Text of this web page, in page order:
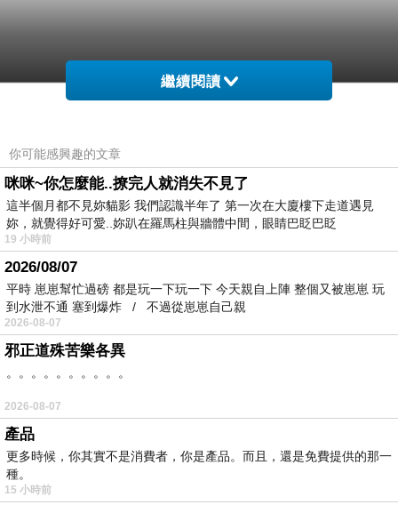
繼續閱讀
你可能感興趣的文章
咪咪~你怎麼能..撩完人就消失不見了
這半個月都不見妳貓影 我們認識半年了 第一次在大廈樓下走道遇見
妳，就覺得好可愛..妳趴在羅馬柱與牆體中間，眼睛巴眨巴眨
19 小時前
2026/08/07
平時 崽崽幫忙過磅 都是玩一下玩一下 今天親自上陣 整個又被崽崽 玩
到水泄不通 塞到爆炸 / 不過從崽崽自己親
2026-08-07
邪正道殊苦樂各異
。。。。。。。。。。
2026-08-07
產品
更多時候，你其實不是消費者，你是產品。而且，還是免費提供的那一
種。
15 小時前